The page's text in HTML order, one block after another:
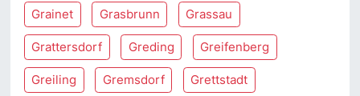
Grainet Grasbrunn Grassau
Grattersdorf Greding Greifenberg
Greiling Gremsdorf Grettstadt